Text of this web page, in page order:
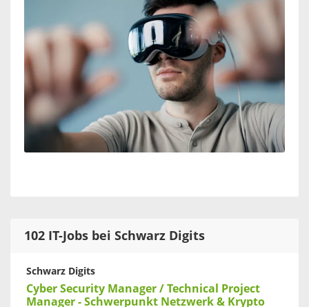
102 IT-Jobs bei Schwarz Digits
Schwarz Digits
Cyber Security Manager / Technical Project
Manager - Schwerpunkt Netzwerk & Krypto